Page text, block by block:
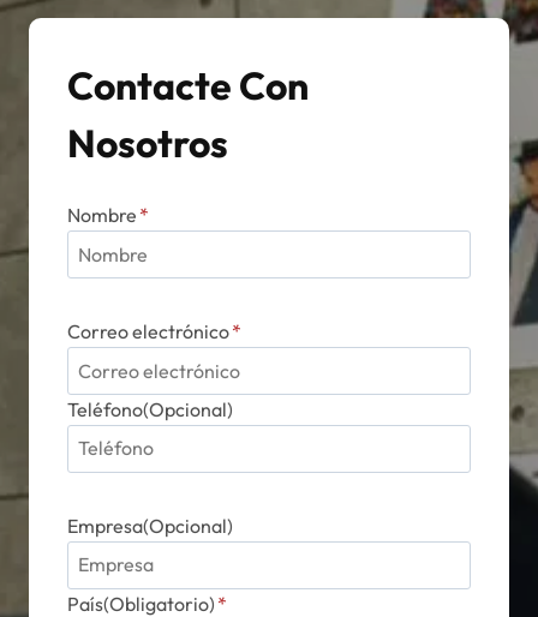
Contacte Con
Nosotros
Nombre *
Correo electrónico*
Teléfono(Opcional)
Empresa(Opcional)
País(Obligatorio) *